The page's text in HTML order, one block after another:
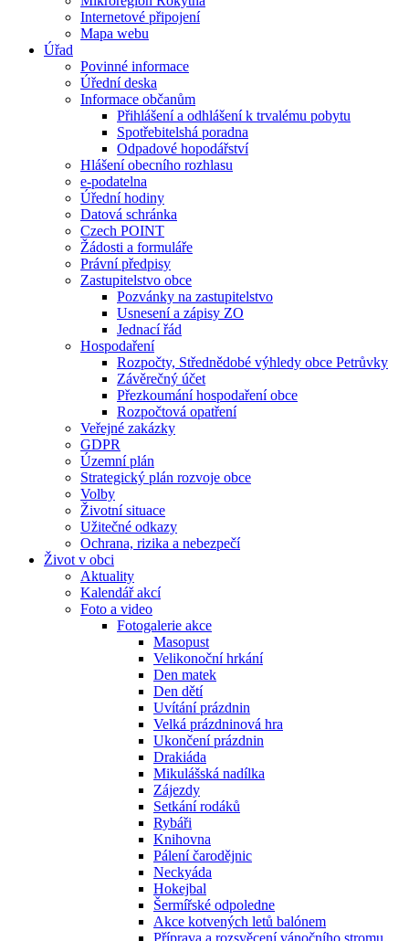
Internetové připojení
Mapa webu
Úřad
Povinné informace
Úřední deska
Informace občanům
Přihlášení a odhlášení k trvalému pobytu
Spotřebitelshá poradna
Odpadové hopodářství
Hlášení obecního rozhlasu
e-podatelna
Úřední hodiny
Datová schránka
Czech POINT
Žádosti a formuláře
Právní předpisy
Zastupitelstvo obce
Pozvánky na zastupitelstvo
Usnesení a zápisy ZO
Jednací řád
Hospodaření
Rozpočty, Střednědobé výhledy obce Petrůvky
Závěrečný účet
Přezkoumání hospodaření obce
Rozpočtová opatření
Veřejné zakázky
GDPR
Územní plán
Strategický plán rozvoje obce
Volby
Životní situace
Užitečné odkazy
Ochrana, rizika a nebezpečí
Život v obci
Aktuality
Kalendář akcí
Foto a video
Fotogalerie akce
Masopust
Velikonoční hrkání
Den matek
Den dětí
Uvítání prázdnin
Velká prázdninová hra
Ukončení prázdnin
Drakiáda
Mikulášská nadílka
Zájezdy
Setkání rodáků
Rybáři
Knihovna
Pálení čarodějnic
Neckyáda
Hokejbal
Šermířské odpoledne
Akce kotvených letů balónem
Příprava a rozsvěcení vánočního stromu,